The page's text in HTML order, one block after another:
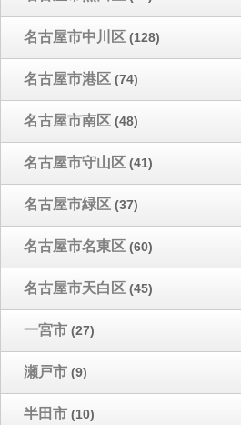
名古屋市中川区 (128)
名古屋市港区 (74)
名古屋市南区 (48)
名古屋市守山区 (41)
名古屋市緑区 (37)
名古屋市名東区 (60)
名古屋市天白区 (45)
一宮市 (27)
瀬戸市 (9)
半田市 (10)